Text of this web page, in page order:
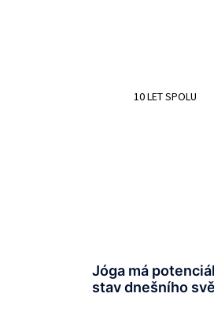
10 LET SPOLU
Jóga má
stav dnešního